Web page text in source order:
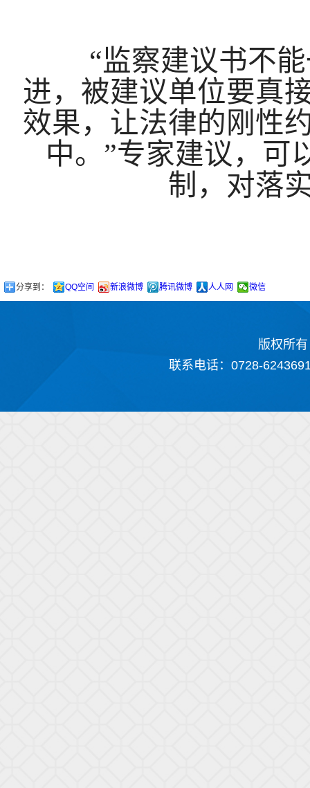
“监察建议书不能
进，被建议单位要真
效果，让法律的刚性
中。”专家建议，可
制，对落
分享到： QQ空间 新浪微博 腾讯微博 人人网 微信
版权所
联系电话：0728-